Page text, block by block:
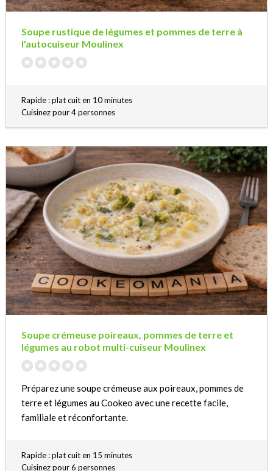
Soupe rustique de légumes et pommes de terre à
l'autocuiseur Moulinex
Rapide : plat cuit en 10 minutes
Cuisinez pour 4 personnes
Soupe crémeuse poireaux, pommes de terre et
légumes au robot multi-cuiseur Moulinex
Préparez une soupe crémeuse aux poireaux, pommes de
terre et légumes au Cookeo avec une recette facile,
familiale et réconfortante.
Rapide : plat cuit en 15 minutes
Cuisinez pour 6 personnes